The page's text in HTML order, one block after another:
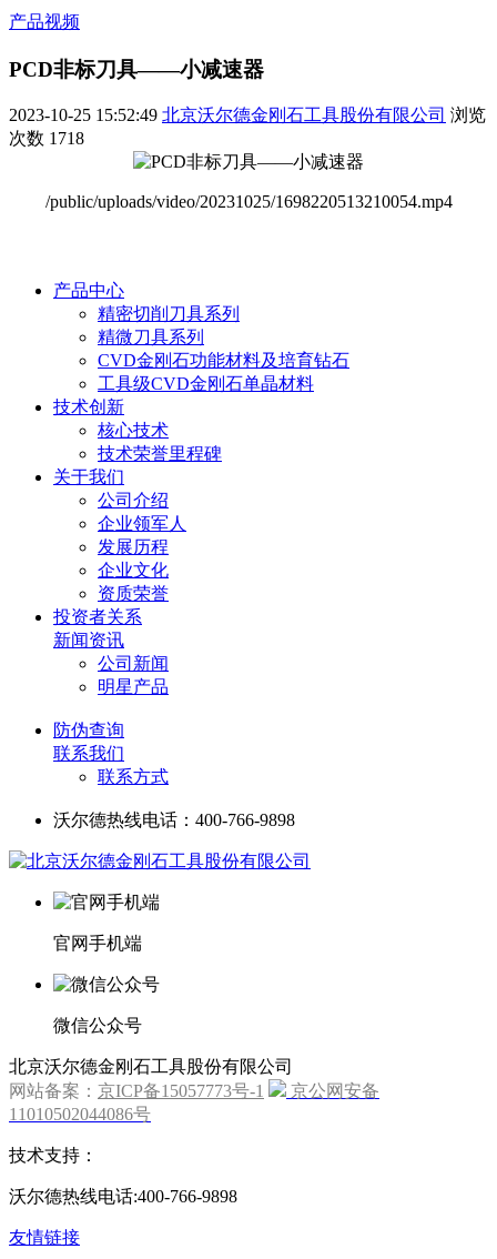
产品视频
PCD非标刀具——小减速器
2023-10-25 15:52:49 北京沃尔德金刚石工具股份有限公司 浏览
次数 1718
/public/uploads/video/20231025/1698220513210054.mp4
产品中心
精密切削刀具系列
精微刀具系列
CVD金刚石功能材料及培育钻石
工具级CVD金刚石单晶材料
技术创新
核心技术
技术荣誉里程碑
关于我们
公司介绍
企业领军人
发展历程
企业文化
资质荣誉
投资者关系
新闻资讯
公司新闻
明星产品
防伪查询
联系我们
联系方式
沃尔德热线电话：400-766-9898
官网手机端
微信公众号
北京沃尔德金刚石工具股份有限公司
网站备案： 京ICP备15057773号-1
京公网安备
11010502044086号
技术支持：
沃尔德热线电话:400-766-9898
友情链接